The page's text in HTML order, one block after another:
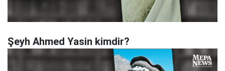
Şeyh Ahmed Yasin kimdir?